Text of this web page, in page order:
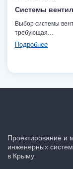
Системы
Выбор системы
требующая…
Подробнее
Проектирование и
инженерных
в Крыму